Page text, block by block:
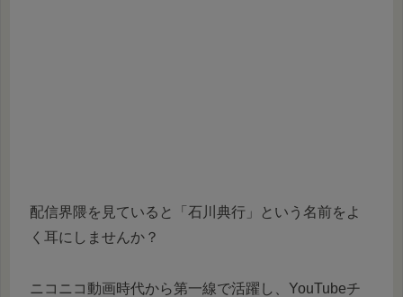
配信界隈を見ていると「石川典行」という名前をよ
く耳にしませんか？
ニコニコ動画時代から第一線で活躍し、YouTubeチ